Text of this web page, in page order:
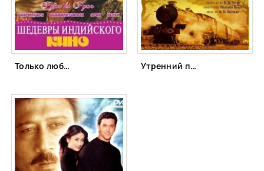
Только любовь (1969) Утренний поезд (1986)